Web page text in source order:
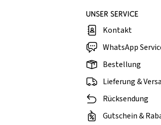
UNSER SERVICE
Kontakt
WhatsApp
Bestellung
Lieferung &
Rücksendung
Gutschein &